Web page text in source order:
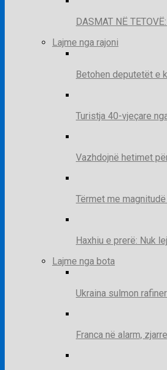
DASMAT NË
Lajme nga rajoni
Betohen deputetët e
Turistja 40-vjeçare
Vazhdojnë hetimet
Tërmet me
Haxhiu e prerë: Nuk
Lajme nga bota
Ukraina sulmon
Franca në alarm,